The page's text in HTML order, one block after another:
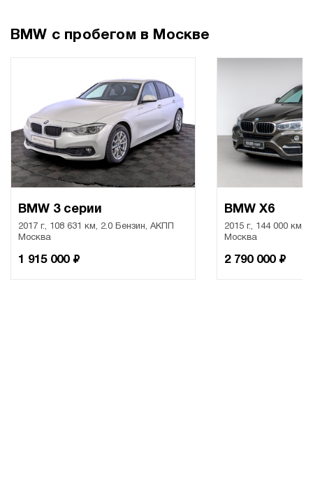
BMW с пробегом в Москве
BMW 3 серии
2017 г., 108 631 км, 2.0 Бензин, АКПП
Москва
1 915 000 ₽
BMW X6
2015 г., 144 000 км,
Москва
2 790 000 ₽